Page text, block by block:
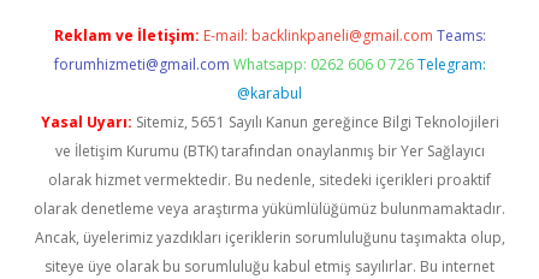
Reklam ve İletişim: E-mail: backlinkpaneli@gmail.com Teams:
forumhizmeti@gmail.com Whatsapp: 0262 606 0 726 Telegram:
@karabul
Yasal Uyarı: Sitemiz, 5651 Sayılı Kanun gereğince Bilgi Teknolojileri
ve İletişim Kurumu (BTK) tarafından onaylanmış bir Yer Sağlayıcı
olarak hizmet vermektedir. Bu nedenle, sitedeki içerikleri proaktif
olarak denetleme veya araştırma yükümlülüğümüz bulunmamaktadır.
Ancak, üyelerimiz yazdıkları içeriklerin sorumluluğunu taşımakta olup,
siteye üye olarak bu sorumluluğu kabul etmiş sayılırlar. Bu internet